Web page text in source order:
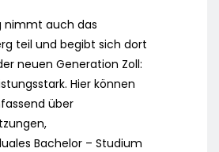
nimmt auch das
teil und begibt sich dort
neuen Generation Zoll:
Hier können
über
Bachelor – Studium